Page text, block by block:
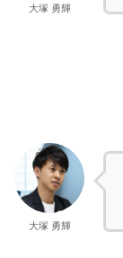
大塚 勇輝
大塚 勇輝